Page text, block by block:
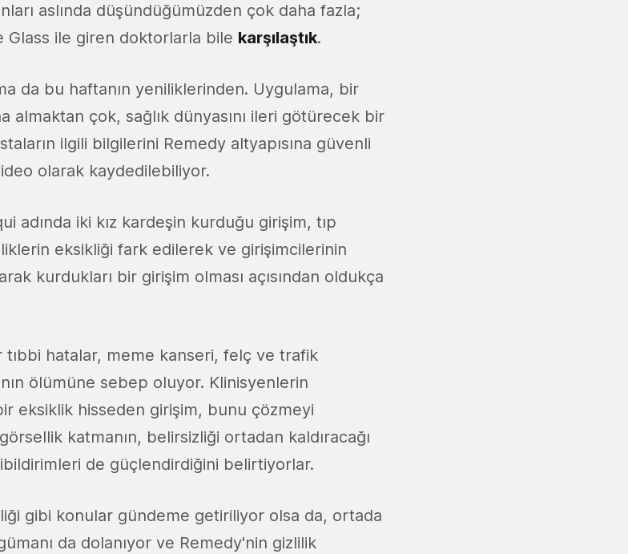
aslında düşündüğümüzden çok daha fazla;
Glass ile giren doktorlarla bile karşılaştık.
da bu haftanın yeniliklerinden. Uygulama, bir
almaktan çok, sağlık dünyasını ileri götürecek bir
ilgili bilgilerini Remedy altyapısına güvenli
olarak kaydedilebiliyor.
adında iki kız kardeşin kurduğu girişim, tıp
eksikliği fark edilerek ve girişimcilerinin
kurdukları bir girişim olması açısından oldukça
hatalar, meme kanseri, felç ve trafik
ölümüne sebep oluyor. Klinisyenlerin
eksiklik hisseden girişim, bunu çözmeyi
katmanın, belirsizliği ortadan kaldıracağı
de güçlendirdiğini belirtiyorlar.
gibi konular gündeme getiriliyor olsa da, ortada
da dolanıyor ve Remedy'nin gizlilik